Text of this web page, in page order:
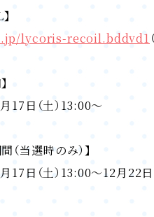
lycoris-recoil.bddvd1
17日（土）13:00～
（当選時のみ）】
17日（土）13:00～12月22日